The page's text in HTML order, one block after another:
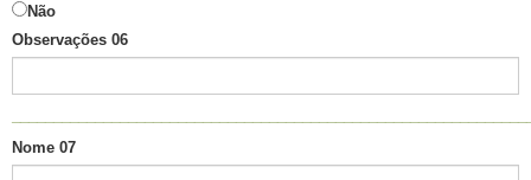
Não
Observações 06
Nome 07